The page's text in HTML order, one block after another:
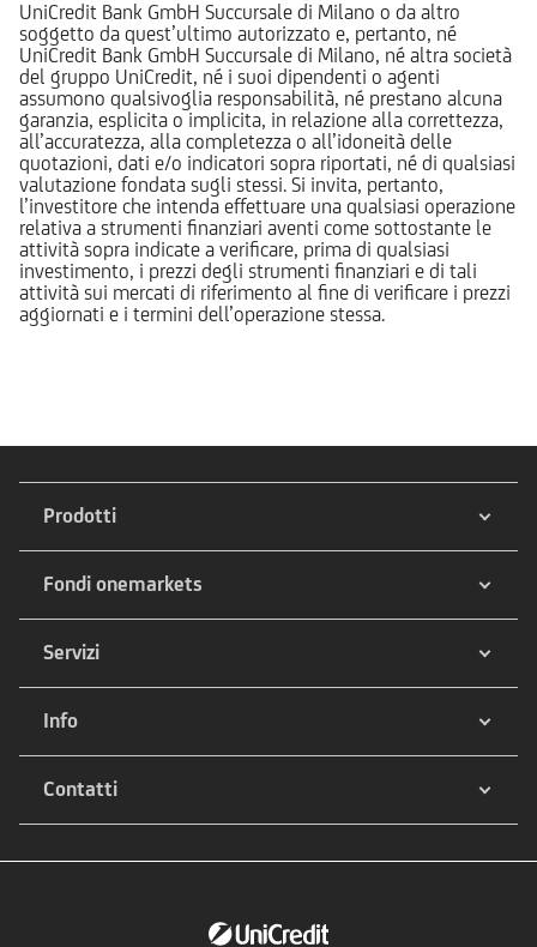
UniCredit Bank GmbH Succursale di Milano o da altro
soggetto da quest’ultimo autorizzato e, pertanto, né
UniCredit Bank GmbH Succursale di Milano, né altra società
del gruppo UniCredit, né i suoi dipendenti o agenti
assumono qualsivoglia responsabilità, né prestano alcuna
garanzia, esplicita o implicita, in relazione alla correttezza,
all’accuratezza, alla completezza o all’idoneità delle
quotazioni, dati e/o indicatori sopra riportati, né di qualsiasi
valutazione fondata sugli stessi. Si invita, pertanto,
l’investitore che intenda effettuare una qualsiasi operazione
relativa a strumenti finanziari aventi come sottostante le
attività sopra indicate a verificare, prima di qualsiasi
investimento, i prezzi degli strumenti finanziari e di tali
attività sui mercati di riferimento al fine di verificare i prezzi
aggiornati e i termini dell’operazione stessa.
Prodotti
Fondi onemarkets
Servizi
Info
Contatti